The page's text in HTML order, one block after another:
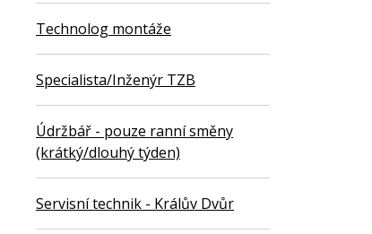
Technolog montáže
Specialista/Inženýr TZB
Údržbář - pouze ranní směny
(krátký/dlouhý týden)
Servisní technik - Králův Dvůr